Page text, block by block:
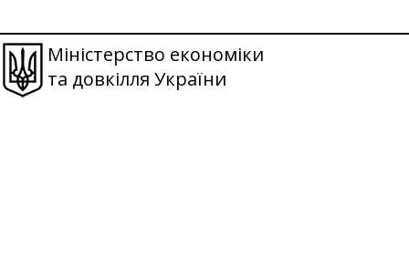
Міністерство економіки
та довкілля України